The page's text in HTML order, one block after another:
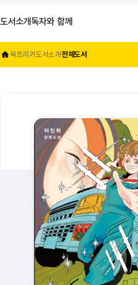
도서소개독자와 함께
북트리거 도서소개전체도서